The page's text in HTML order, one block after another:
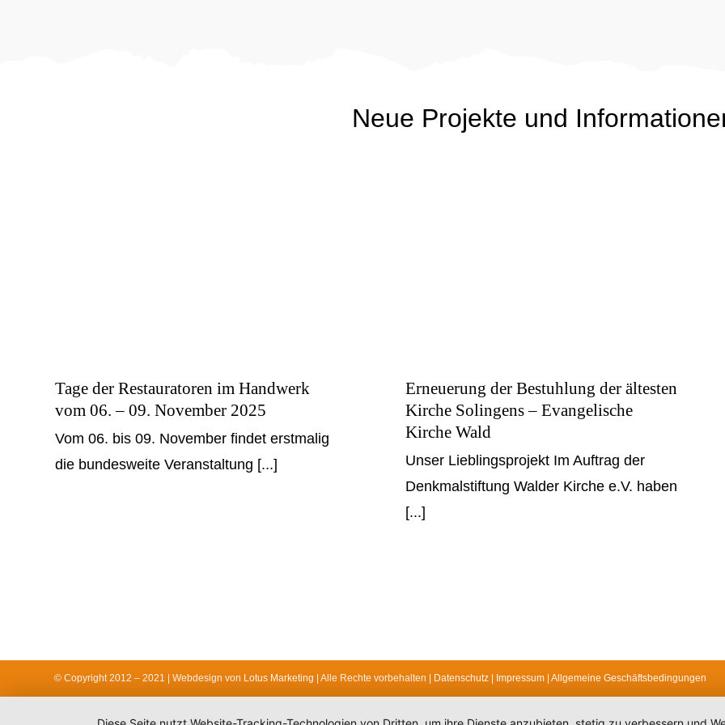
Neue Projekte und
Tage der Restauratoren im Handwerk
vom 06. – 09. November 2025
Vom 06. bis 09. November findet erstmalig
die bundesweite Veranstaltung [...]
Erneuerung der Bestuhlung der ältesten
Kirche Solingens – Evangelische
Kirche Wald
Unser Lieblingsprojekt Im Auftrag der
Denkmalstiftung Walder Kirche e.V. haben
[...]
© Copyright 2012 – 2021 | Webdesign von Lotus Marketing | Alle Rechte vorbehalten Datenschutz Impressum |Allgemeine Geschäftsbedingungen